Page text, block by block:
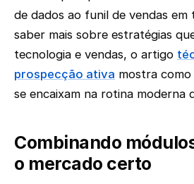
de dados ao funil de vendas em
saber mais sobre estratégias
tecnologia e vendas, o artigo
prospecção ativa mostra
se encaixam na rotina moderna
Combinando
o mercado certo